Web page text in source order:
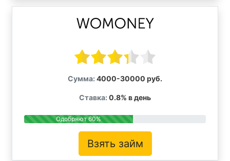
Сумма: 4000-30000 руб.
Ставка: 0.8% в день
Одобряют 60%
Взять займ